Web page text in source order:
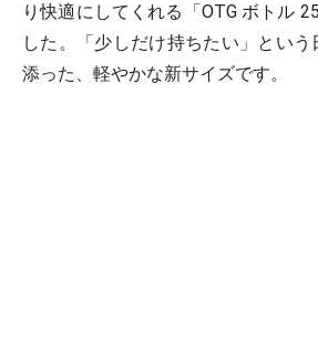
り快適にしてくれる「OTG ボトル
した。「少しだけ持ちたい」という
添った、軽やかな新サイズです。